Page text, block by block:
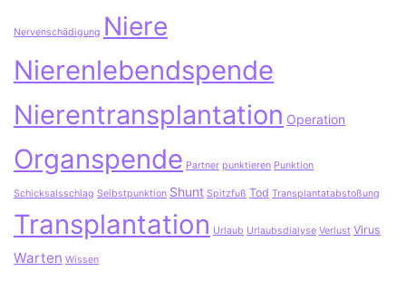
Nervenschädigung Niere
Nierenlebendspende
Nierentransplantation Operation
Organspende Partner punktieren Punktion
Schicksalsschlag Selbstpunktion Shunt Spitzfuß Tod Transplantatabstoßung
Transplantation Urlaub Urlaubsdialyse Verlust Virus
Warten Wissen